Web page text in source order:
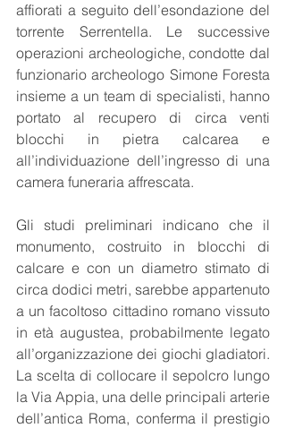
affiorati a seguito dell’esondazione del
torrente Serrentella. Le successive
operazioni archeologiche, condotte dal
funzionario archeologo Simone Foresta
insieme a un team di specialisti, hanno
portato al recupero di circa venti
blocchi in pietra calcarea e
all’individuazione dell’ingresso di una
camera funeraria affrescata.
Gli studi preliminari indicano che il
monumento, costruito in blocchi di
calcare e con un diametro stimato di
circa dodici metri, sarebbe appartenuto
a un facoltoso cittadino romano vissuto
in età augustea, probabilmente legato
all’organizzazione dei giochi gladiatori.
La scelta di collocare il sepolcro lungo
la Via Appia, una delle principali arterie
dell’antica Roma, conferma il prestigio